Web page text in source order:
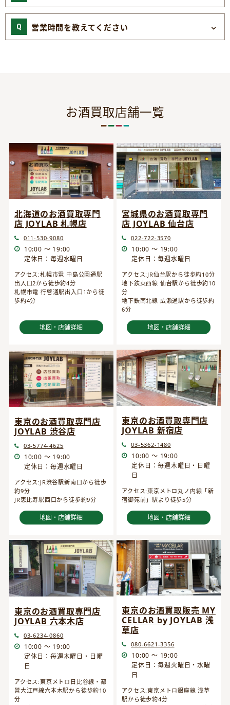
営業時間を教えてください
お酒買取店舗一覧
北海道のお酒買取専門
店 JOYLAB 札幌店
011-530-9080
10:00 ～ 19:00
定休日：毎週水曜日
アクセス:札幌市電 中島公園通駅
出入口2から徒歩約4分
札幌市電 行啓通駅出入口1から徒
歩約4分
地図・店舗詳細
宮城県のお酒買取専門
店 JOYLAB 仙台店
022-722-3570
10:00 ～ 19:00
定休日：毎週水曜日
アクセス:JR仙台駅から徒歩約10分
地下鉄東西線 仙台駅から徒歩約10
分
地下鉄南北線 広瀬通駅から徒歩約
6分
地図・店舗詳細
東京のお酒買取専門店
JOYLAB 渋谷店
03-5774-4625
10:00 ～ 19:00
定休日：毎週水曜日
アクセス:JR渋谷駅新南口から徒歩
約9分
JR恵比寿駅西口から徒歩約9分
地図・店舗詳細
東京のお酒買取専門店
JOYLAB 新宿店
03-5362-1480
10:00 ～ 19:00
定休日：毎週木曜日・日曜
日
アクセス:東京メトロ丸ノ内線「新
宿御苑前」駅より徒歩5分
地図・店舗詳細
東京のお酒買取専門店
JOYLAB 六本木店
03-6234-0860
10:00 ～ 19:00
定休日：毎週木曜日・日曜
日
アクセス:東京メトロ日比谷線・都
営大江戸線六本木駅から徒歩約10
分
東京のお酒買取販売 MY
CELLAR by JOYLAB 浅
草店
080-6621-3356
10:00 ～ 19:00
定休日：毎週火曜日・水曜
日
アクセス:東京メトロ銀座線 浅草
駅から徒歩約4分